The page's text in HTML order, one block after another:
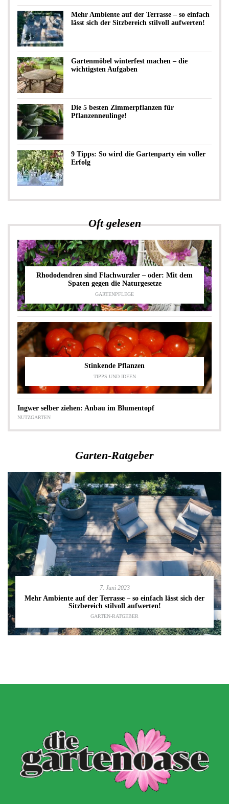
Mehr Ambiente auf der Terrasse – so einfach
lässt sich der Sitzbereich stilvoll aufwerten!
Gartenmöbel winterfest machen – die
wichtigsten Aufgaben
Die 5 besten Zimmerpflanzen für
Pflanzenneulinge!
9 Tipps: So wird die Gartenparty ein voller
Erfolg
Oft gelesen
Rhododendren sind Flachwurzler – oder: Mit dem
Spaten gegen die Naturgesetze
GARTENPFLEGE
Stinkende Pflanzen
TIPPS UND IDEEN
Ingwer selber ziehen: Anbau im Blumentopf
NUTZGARTEN
Garten-Ratgeber
7. Juni 2023
Mehr Ambiente auf der Terrasse – so einfach lässt sich der
Sitzbereich stilvoll aufwerten!
GARTEN-RATGEBER